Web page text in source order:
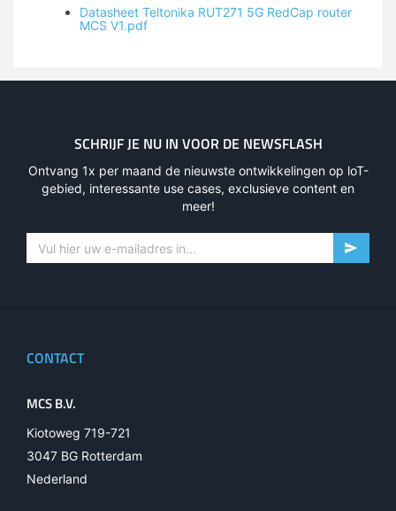
Datasheet Teltonika RUT271 5G RedCap router
MCS V1.pdf
SCHRIJF JE NU IN VOOR DE NEWSFLASH
Ontvang 1x per maand de nieuwste ontwikkelingen op loT-
gebied, interessante use cases, exclusieve content en
meer!
CONTACT
MCS B.V.
Kiotoweg 719-721
3047 BG Rotterdam
Nederland